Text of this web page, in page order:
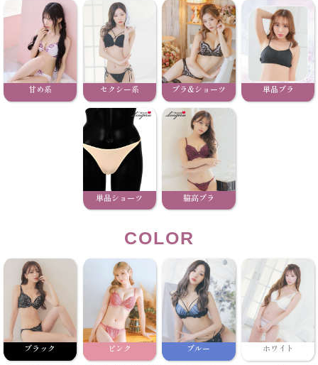
甘め系 セクシー系 ブラ&ショーツ 単品ブラ
単品ショーツ 脇高ブラ
COLOR
ブラック ピンク ブルー ホワイト